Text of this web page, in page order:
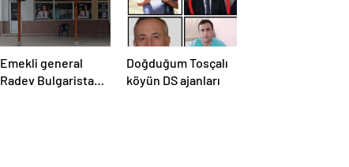
Emekli general
Radev Bulgaristan
Doğduğum Tosçalı
köyün DS ajanları